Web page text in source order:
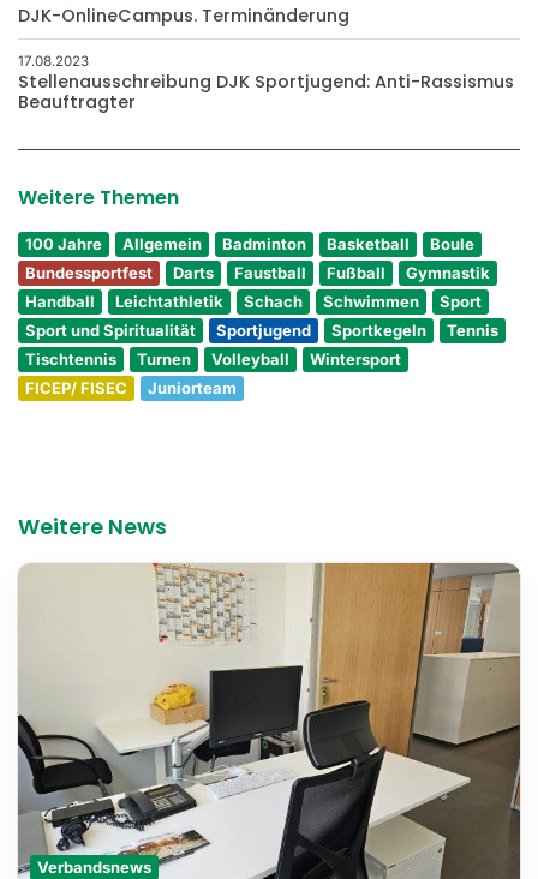
DJK-OnlineCampus. Terminänderung
17.08.2023
Stellenausschreibung DJK Sportjugend: Anti-Rassismus
Beauftragter
Weitere Themen
100 Jahre Allgemein Badminton Basketball
Boule
Bundessportfest
Darts Faustball Fußball
Gymnastik
Handball
Leichtathletik Schach Schwimmen
Sport
Sport und Spiritualität
Sportjugend Sportkegeln
Tennis
Tischtennis
Turnen Volleyball
Wintersport
FICEP/ FISEC
Juniorteam
Weitere News
Verbandsnews